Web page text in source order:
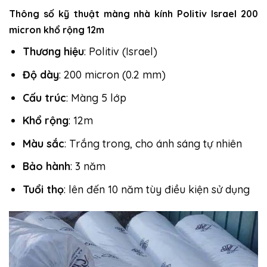
Thông số kỹ thuật màng nhà kính Politiv Israel 200
micron khổ rộng 12m
Thương hiệu: Politiv (Israel)
Độ dày: 200 micron (0.2 mm)
Cấu trúc: Màng 5 lớp
Khổ rộng: 12m
Màu sắc: Trắng trong, cho ánh sáng tự nhiên
Bảo hành: 3 năm
Tuổi thọ: lên đến 10 năm tùy điều kiện sử dụng